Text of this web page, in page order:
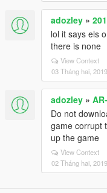
adozley »
lol it says els
there is none
View Context
03 Tháng hai, 2019
adozley »
Do not
game corrupt
up the game
View Context
02 Tháng hai, 2019